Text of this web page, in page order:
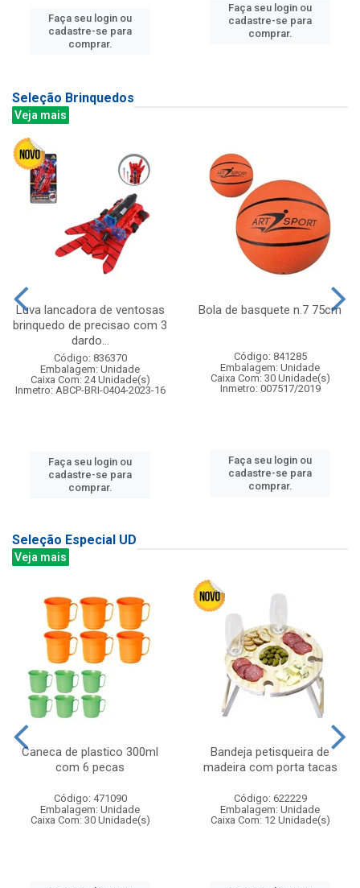
Faça seu login ou
cadastre-se para
comprar.
Faça seu login ou
cadastre-se para
comprar.
Seleção Brinquedos
Veja mais
Luva lancadora de ventosas
brinquedo de precisao com 3
dardo...
Código: 836370
Embalagem: Unidade
Caixa Com: 24 Unidade(s)
Inmetro: ABCP-BRI-0404-2023-16
Faça seu login ou
cadastre-se para
comprar.
Bola de basquete n.7 75cm
Código: 841285
Embalagem: Unidade
Caixa Com: 30 Unidade(s)
Inmetro: 007517/2019
Faça seu login ou
cadastre-se para
comprar.
Seleção Especial UD
Veja mais
Caneca de plastico 300ml
com 6 pecas
Código: 471090
Embalagem: Unidade
Caixa Com: 30 Unidade(s)
Bandeja petisqueira de
madeira com porta tacas
Código: 622229
Embalagem: Unidade
Caixa Com: 12 Unidade(s)